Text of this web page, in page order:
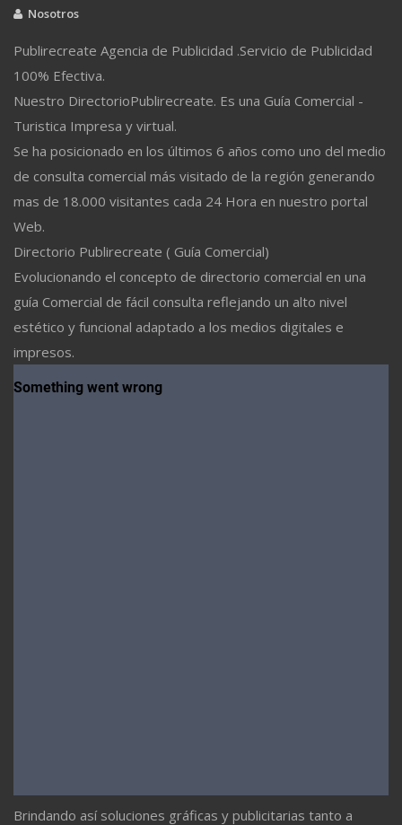
Nosotros
Publirecreate Agencia de Publicidad .Servicio de Publicidad
100% Efectiva.
Nuestro DirectorioPublirecreate. Es una Guía Comercial -
Turistica Impresa y virtual.
Se ha posicionado en los últimos 6 años como uno del medio
de consulta comercial más visitado de la región generando
mas de 18.000 visitantes cada 24 Hora en nuestro portal
Web.
Directorio Publirecreate ( Guía Comercial)
Evolucionando el concepto de directorio comercial en una
guía Comercial de fácil consulta reflejando un alto nivel
estético y funcional adaptado a los medios digitales e
impresos.
Brindando así soluciones gráficas y publicitarias tanto a